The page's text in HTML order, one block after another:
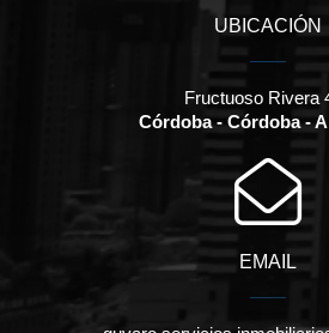
UBICACIÓN
Fructuoso Rivera
Córdoba - Córdoba -
EMAIL